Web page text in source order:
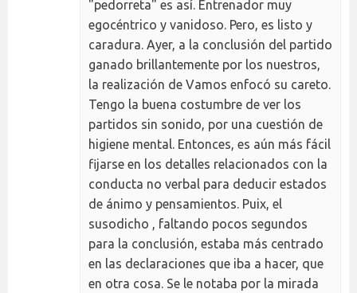
"pedorreta" es así. Entrenador muy
egocéntrico y vanidoso. Pero, es listo y
caradura. Ayer, a la conclusión del partido
ganado brillantemente por los nuestros,
la realización de Vamos enfocó su careto.
Tengo la buena costumbre de ver los
partidos sin sonido, por una cuestión de
higiene mental. Entonces, es aún más fácil
fijarse en los detalles relacionados con la
conducta no verbal para deducir estados
de ánimo y pensamientos. Puix, el
susodicho , faltando pocos segundos
para la conclusión, estaba más centrado
en las declaraciones que iba a hacer, que
en otra cosa. Se le notaba por la mirada